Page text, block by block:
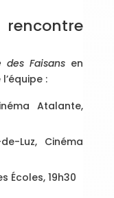
des Faisans en
:
Atalante,
Luz, Cinéma
Écoles, 19h30